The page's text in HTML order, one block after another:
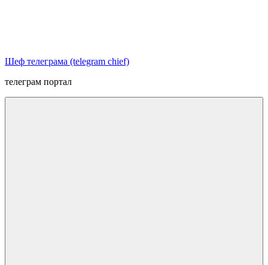
Шеф телеграма (telegram chief)
телеграм портал